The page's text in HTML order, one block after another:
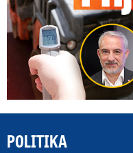
POLITIKA